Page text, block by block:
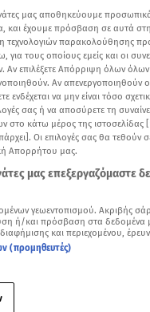
μας στην αναζήτηση
σας
Add star.gr
καθαρισμού κατά
μας αποθηκεύουμε
και έχουμε πρόσβαση σε αυτά
τεχνολογιών παρακολούθησης
για τους οποίους εμείς και οι
Αν επιλέξετε Απόρριψη όλων
Αν απενεργοποιηθούν
ενδέχεται να μην είναι τόσο
σας ή να αποσύρετε τη
στο κάτω μέρος της
Οι επιλογές σας θα τεθούν
Απορρήτου μας.
μας
γεωεντοπισμού. Ακριβής
ή/και πρόσβαση στα δεδομένα
και περιεχομένου,
(προμηθευτές)